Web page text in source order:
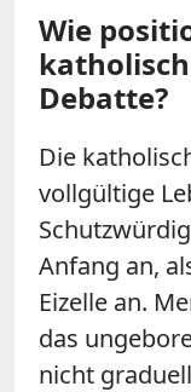
Wie
Debatte?
Die
vollgültige
Anfang an,
Eizelle an.
das
nicht